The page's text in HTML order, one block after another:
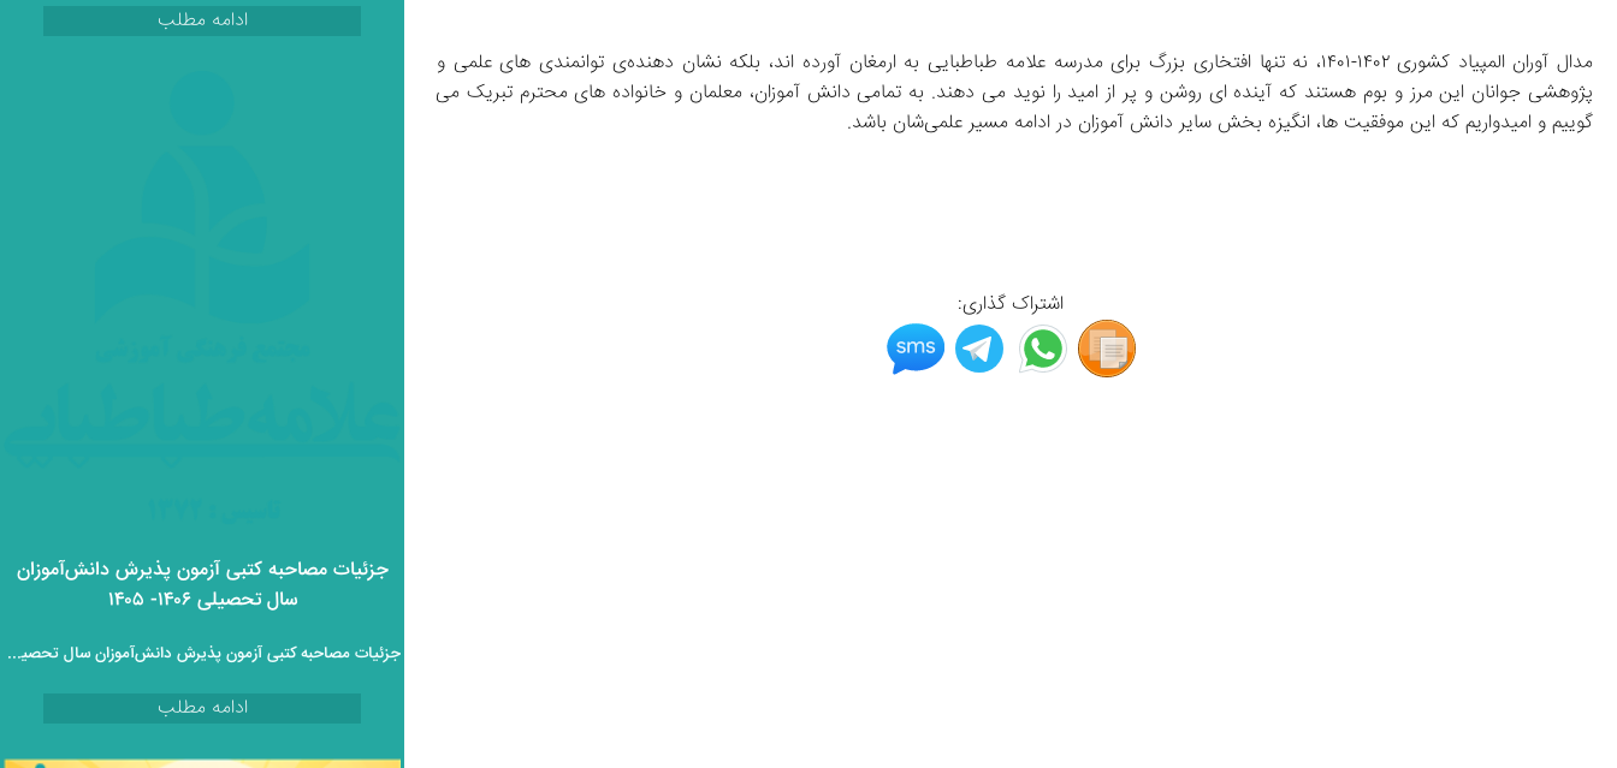
مدال‌ آوران المپیاد کشوری ۱۴۰۲-۱۴۰۱، نه تنها افتخاری بزرگ برای مدرسه علامه طباطبایی به ارمغان آورده‌ اند، بلکه نشان‌ دهنده‌ی توانمندی‌ های علمی و
گوییم و امیدواریم که این موفقیت‌ ها، انگیزه‌ بخش سایر دانش‌ آموزان در ادامه مسیر علمی‌شان باشد.
اشتراک گذاری:
ادامه مطلب
جزئیات مصاحبه کتبی آزمون پذیرش دانش‌آموزان
سال تحصیلی ۱۴۰۶- ۱۴۰۵
جزئیات مصاحبه کتبی آزمون پذیرش دانش‌آموزان سال تحصیلی ۱۴۰۶- ۱۴۰۵
ادامه مطلب